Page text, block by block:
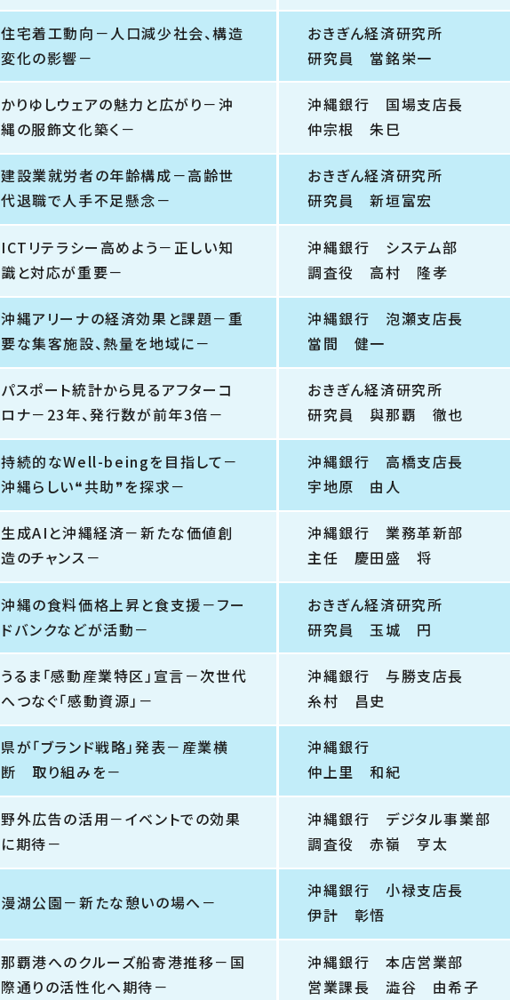
住宅着工動向－人口減少社会、構造
変化の影響－
おきぎん経済研究所
研究員 當銘栄一
かりゆしウェアの魅力と広がり－沖
縄の服飾文化築く－
沖縄銀行 国場支店長
仲宗根 朱巳
建設業就労者の年齢構成－高齢世
代退職で人手不足懸念－
おきぎん経済研究所
研究員 新垣富宏
ICTリテラシー高めよう－正しい知
識と対応が重要－
沖縄銀行 システム部
調査役 高村 隆孝
沖縄アリーナの経済効果と課題－重
要な集客施設、熱量を地域に－
沖縄銀行 泡瀬支店長
當間 健一
パスポート統計から見るアフターコ
ロナ－23年、発行数が前年3倍－
おきぎん経済研究所
研究員 與那覇 徹也
持続的なWell-beingを目指して－
沖縄らしい❝共助❞を探求－
沖縄銀行 高橋支店長
宇地原 由人
生成AIと沖縄経済－新たな価値創
造のチャンス－
沖縄銀行 業務革新部
主任 慶田盛 将
沖縄の食料価格上昇と食支援－フー
ドバンクなどが活動－
おきぎん経済研究所
研究員 玉城 円
うるま「感動産業特区」宣言－次世代
へつなぐ「感動資源」－
沖縄銀行 与勝支店長
糸村 昌史
県が「ブランド戦略」発表－産業横
断 取り組みを－
沖縄銀行
仲上里 和紀
野外広告の活用－イベントでの効果
に期待－
沖縄銀行 デジタル事業部
調査役 赤嶺 亨太
漫湖公園－新たな憩いの場へ－
沖縄銀行 小禄支店長
伊計 彰悟
那覇港へのクルーズ船寄港推移－国
際通りの活性化へ期待－
沖縄銀行 本店営業部
営業課長 澁谷 由希子